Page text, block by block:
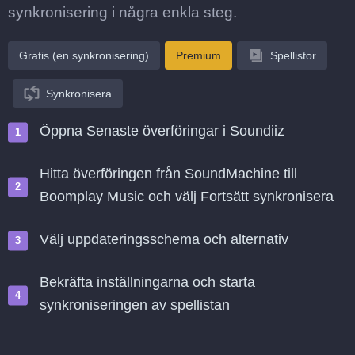
synkronisering i några enkla steg.
Gratis (en synkronisering) Premium Spellistor
Synkronisera
Öppna Senaste överföringar i Soundiiz
Hitta överföringen från SoundMachine till
Boomplay Music och välj Fortsätt synkronisera
Välj uppdateringsschema och alternativ
Bekräfta inställningarna och starta
synkroniseringen av spellistan